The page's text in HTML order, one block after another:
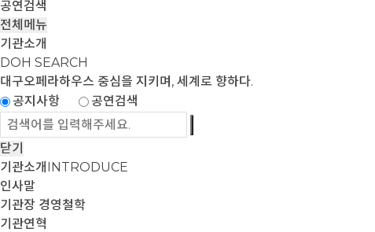
공연검색
전체메뉴
기관소개
DOH SEARCH
대구오페라하우스 중심을 지키며, 세계로 향하다.
공지사항
공연검색
닫기
기관소개 INTRODUCE
인사말
기관장 경영철학
기관연혁